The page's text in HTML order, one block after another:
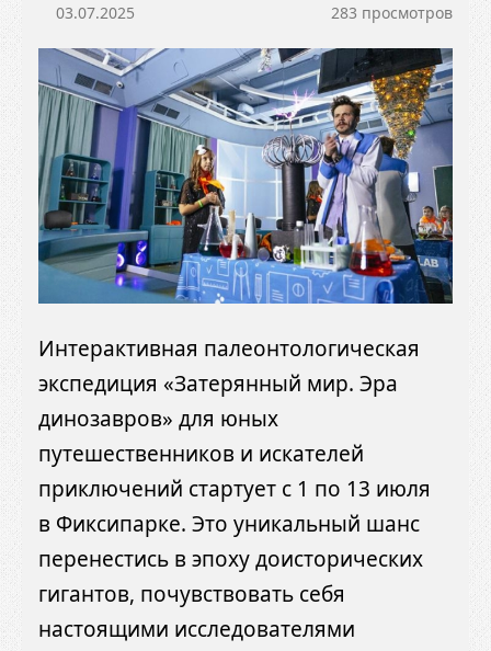
03.07.2025 283 просмотров
Интерактивная палеонтологическая
экспедиция «Затерянный мир. Эра
динозавров» для юных
путешественников и искателей
приключений стартует с 1 по 13 июля
в Фиксипарке. Это уникальный шанс
перенестись в эпоху доисторических
гигантов, почувствовать себя
настоящими исследователями